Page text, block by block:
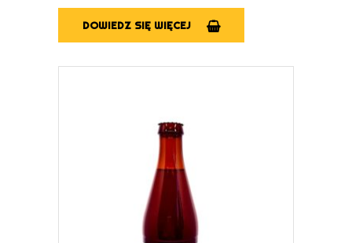
DOWIEDZ SIĘ WIĘCEJ
DOWIEDZ SIĘ WIĘCEJ